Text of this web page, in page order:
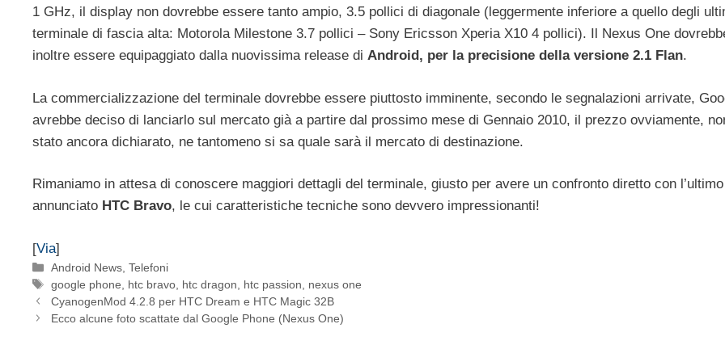
1 GHz, il display non dovrebbe essere tanto ampio, 3.5 pollici di diagonale (leggermente inferiore a quello degli
terminale di fascia alta: Motorola Milestone 3.7 pollici – Sony Ericsson Xperia X10 4 pollici). Il Nexus One
inoltre essere equipaggiato dalla nuovissima release di Android, per la precisione della versione 2.1 Flan.
La commercializzazione del terminale dovrebbe essere piuttosto imminente, secondo le segnalazioni arrivate,
avrebbe deciso di lanciarlo sul mercato già a partire dal prossimo mese di Gennaio 2010, il prezzo ovviamente,
stato ancora dichiarato, ne tantomeno si sa quale sarà il mercato di destinazione.
Rimaniamo in attesa di conoscere maggiori dettagli del terminale, giusto per avere un confronto diretto con l’ultimo
annunciato HTC Bravo, le cui caratteristiche tecniche sono devvero impressionanti!
[Via]
Categorie
Android News ,Telefoni
Tag
google phone htc bravo htc dragon htc passion
nexus one
CyanogenMod 4.2.8 per HTC Dream e HTC Magic 32B
Ecco alcune foto scattate dal Google Phone (Nexus One)